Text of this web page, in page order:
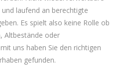
laufend an berechtigte
Es spielt also keine Rolle ob
Altbestände oder
uns haben Sie den richtigen
gefunden.